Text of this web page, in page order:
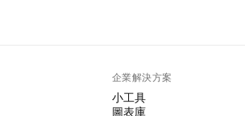
企業解決方案
小工具
圖表庫